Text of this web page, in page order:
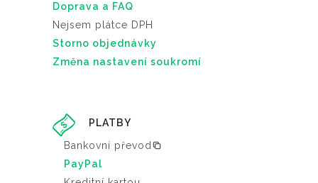
Doprava a FAQ
Nejsem plátce DPH
Storno objednávky
Změna nastavení soukromí
PLATBY
Bankovní převod
PayPal